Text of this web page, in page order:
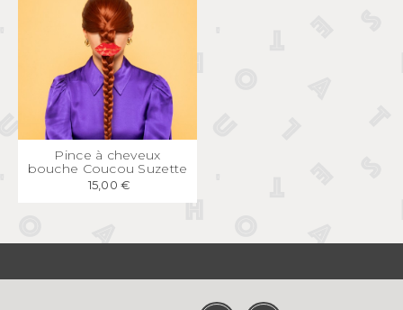
APERÇUPince à cheveux
bouche Coucou Suzette
15,00 €